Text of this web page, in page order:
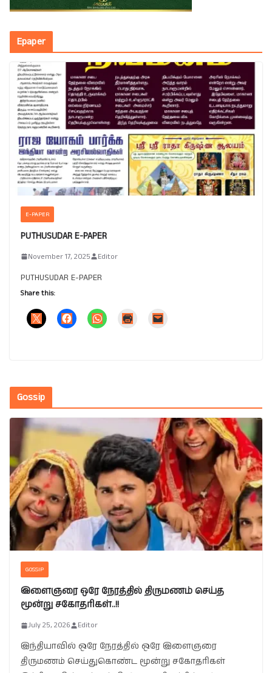
Epaper
E-PAPER
PUTHUSUDAR E-PAPER
November 17, 2025 Editor
PUTHUSUDAR E-PAPER
Share this:
Gossip
GOSSIP
இளைஞரை ஒரே நேரத்தில் திருமணம் செய்த
மூன்று சகோதரிகள்..!!
July 25, 2026 Editor
இந்தியாவில் ஒரே நேரத்தில் ஒரே இளைஞரை
திருமணம் செய்துகொண்ட மூன்று சகோதரிகள்